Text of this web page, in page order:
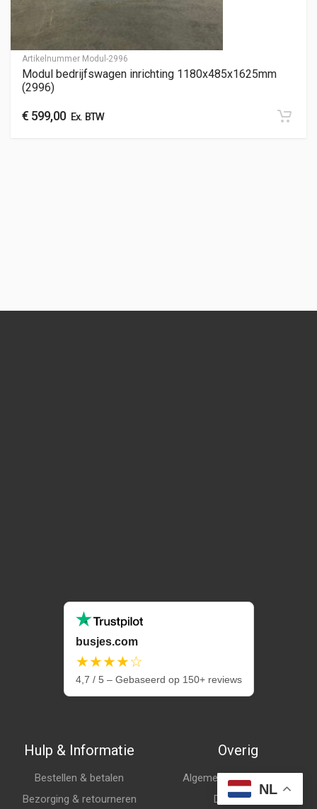
Artikelnummer Modul-2996
Modul bedrijfswagen inrichting 1180x485x1625mm
(2996)
€ 599,00Ex. BTW
busjes.com
★★★★☆
4,7 / 5 – Gebaseerd op 150+ reviews
Hulp & Informatie
Bestellen & betalen
Bezorging & retourneren
Overig
Algemene voorwaarden
Disclaimer
NL